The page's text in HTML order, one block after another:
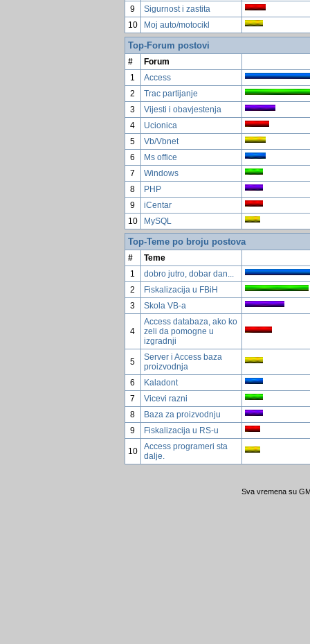
9
Sigurnost i zastita
10
Moj auto/motocikl
Top-Forum postovi
#
Forum
1
Access
2
Trac partijanje
3
Vijesti i obavjestenja
4
Ucionica
5
Vb/Vbnet
6
Ms office
7
Windows
8
PHP
9
iCentar
10
MySQL
Top-Teme po broju postova
#
Teme
1
dobro jutro, dobar dan...
2
Fiskalizacija u FBiH
3
Skola VB-a
4
Access databaza, ako ko
zeli da pomogne u
izgradnji
5
Server i Access baza
proizvodnja
6
Kaladont
7
Vicevi razni
8
Baza za proizvodnju
9
Fiskalizacija u RS-u
10
Access programeri sta
dalje.
Sva vremena su